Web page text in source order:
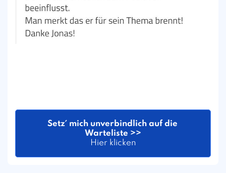
Setz´ mich unverbindlich auf die
Warteliste >>
Hier klicken